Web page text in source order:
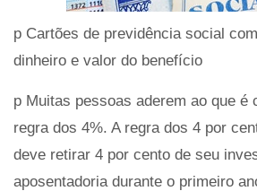
p Cartões de previdência social
dinheiro e valor do benefício
p Muitas pessoas aderem ao que é
regra dos 4%. A regra dos 4 por
deve retirar 4 por cento de seu
aposentadoria durante o primeiro